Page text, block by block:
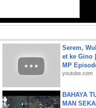
Serem,
et ke Gino
MP
youtube.com
BAHAYA
MAN